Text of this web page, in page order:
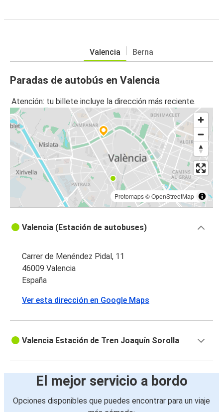
Valencia Berna
Paradas de autobús en Valencia
Atención: tu billete incluye la dirección más reciente.
Protomaps©OpenStreetMap
Valencia (Estación de autobuses)
Carrer de Menéndez Pidal, 11
46009 Valencia
España
Ver esta dirección en Google Maps
Valencia Estación de Tren Joaquín Sorolla
El mejor servicio a bordo
Opciones disponibles que puedes encontrar para un viaje